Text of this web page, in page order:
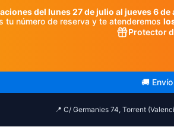
del lunes 27 de julio al jueves 6 de
tu número de reserva y te atenderemos
Protector
📍 C/ Germanies 74, Torrent